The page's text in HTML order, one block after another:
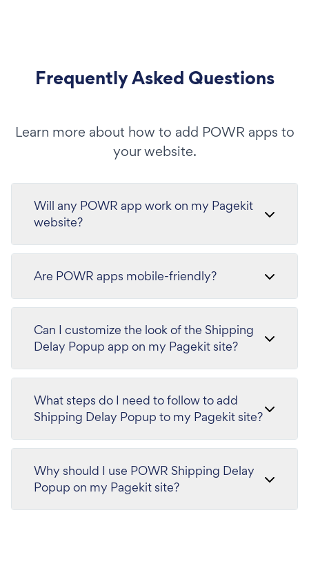
Frequently Asked Questions
Learn more about how to add POWR apps to
your website.
Will any POWR app work on my Pagekit
website?
Are POWR apps mobile-friendly?
Can I customize the look of the Shipping
Delay Popup app on my Pagekit site?
What steps do I need to follow to add
Shipping Delay Popup to my Pagekit site?
Why should I use POWR Shipping Delay
Popup on my Pagekit site?